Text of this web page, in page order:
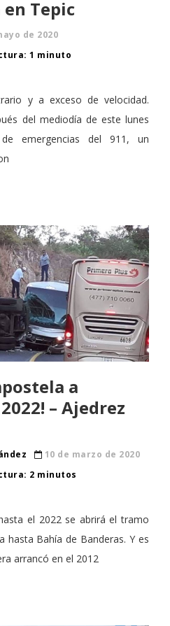
Tepic
de 2020
1 minuto
y a exceso de velocidad.
del mediodía de este lunes
emergencias del 911, un
a
– Ajedrez
10 de marzo de 2020
2 minutos
el 2022 se abrirá el tramo
hasta Bahía de Banderas. Y es
arrancó en el 2012